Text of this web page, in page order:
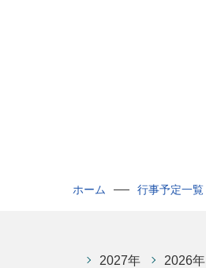
ホーム 行事予定一覧
2027年 2026年